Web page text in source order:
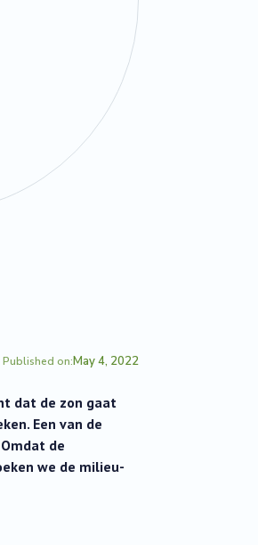
Published on:May 4, 2022
dat de zon gaat
Een van de
de
we de milieu-